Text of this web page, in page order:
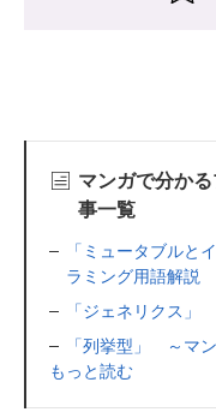
マンガで分か
事一覧
「ミュータブル
ラミング用語解説
「ジェネリクス
「列挙型」 ～マ
もっと読む